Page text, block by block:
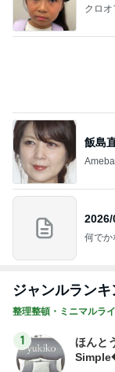
クロ
飯島
何でか
ジャンルランキ
整理整頓・ミニマルラ
1
ほんと